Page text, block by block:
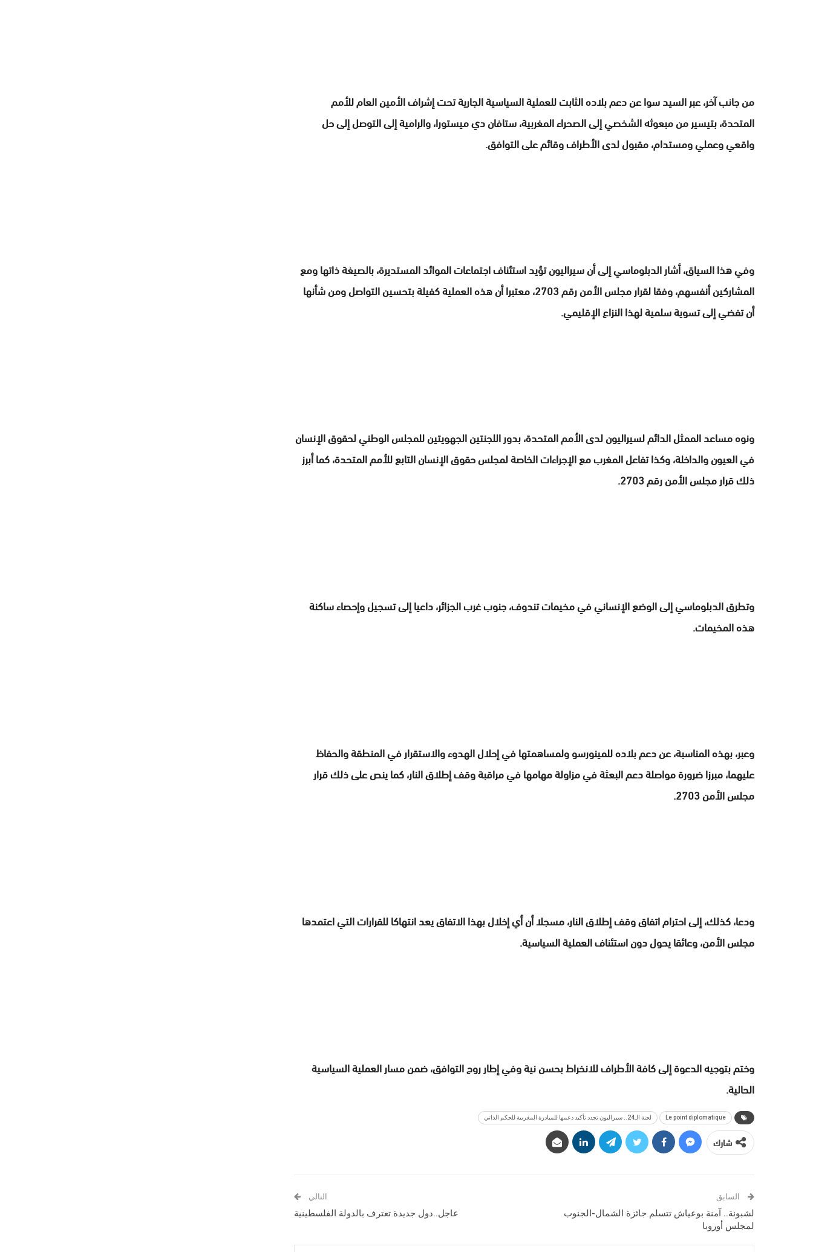
من جانب آخر، عبر السيد سوا عن دعم بلاده الثابت للعملية السياسية الجارية تحت إشراف الأمين العام للأمم
المتحدة، بتيسير من مبعوثه الشخصي إلى الصحراء المغربية، ستافان دي ميستورا، والرامية إلى التوصل إلى حل
واقعي وعملي ومستدام، مقبول لدى الأطراف وقائم على التوافق.
وفي هذا السياق، أشار الدبلوماسي إلى أن سيراليون تؤيد استئناف اجتماعات الموائد المستديرة، بالصيغة ذاتها ومع
المشاركين أنفسهم، وفقا لقرار مجلس الأمن رقم 2703، معتبرا أن هذه العملية كفيلة بتحسين التواصل ومن شأنها
أن تفضي إلى تسوية سلمية لهذا النزاع الإقليمي.
ونوه مساعد الممثل الدائم لسيراليون لدى الأمم المتحدة، بدور اللجنتين الجهويتين للمجلس الوطني لحقوق الإنسان
في العيون والداخلة، وكذا تفاعل المغرب مع الإجراءات الخاصة لمجلس حقوق الإنسان التابع للأمم المتحدة، كما أبرز
ذلك قرار مجلس الأمن رقم 2703.
وتطرق الدبلوماسي إلى الوضع الإنساني في مخيمات تندوف، جنوب غرب الجزائر، داعيا إلى تسجيل وإحصاء ساكنة
هذه المخيمات.
وعبر، بهذه المناسبة، عن دعم بلاده للمينورسو ولمساهمتها في إحلال الهدوء والاستقرار في المنطقة والحفاظ
عليهما، مبرزا ضرورة مواصلة دعم البعثة في مزاولة مهامها في مراقبة وقف إطلاق النار، كما ينص على ذلك قرار
مجلس الأمن 2703.
ودعا، كذلك، إلى احترام اتفاق وقف إطلاق النار، مسجلا أن أي إخلال بهذا الاتفاق يعد انتهاكا للقرارات التي اعتمدها
مجلس الأمن، وعائقا يحول دون استئناف العملية السياسية.
وختم بتوجيه الدعوة إلى كافة الأطراف للانخراط بحسن نية وفي إطار روح التوافق، ضمن مسار العملية السياسية
الحالية.
Le point diplomatique لجنة الـ24.. سيراليون تجدد تأكيد دعمها للمبادرة المغربية للحكم الذاتي
شارك
السابق
لشبونة.. آمنة بوعياش تتسلم جائزة الشمال-الجنوب
لمجلس أوروبا
التالي
عاجل..دول جديدة تعترف بالدولة الفلسطينية